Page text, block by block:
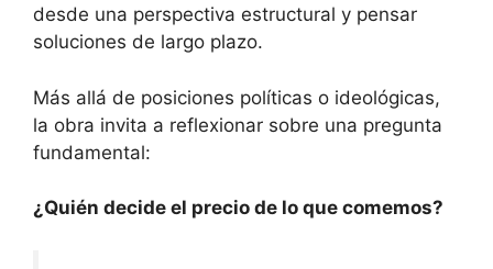
desde una perspectiva estructural y pensar
soluciones de largo plazo.
Más allá de posiciones políticas o ideológicas,
la obra invita a reflexionar sobre una pregunta
fundamental:
¿Quién decide el precio de lo que comemos?